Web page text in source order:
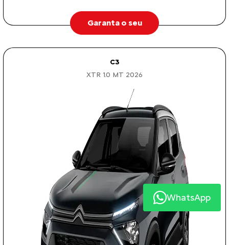
Garanta o seu
C3
XTR 1.0 MT 2026
WhatsApp